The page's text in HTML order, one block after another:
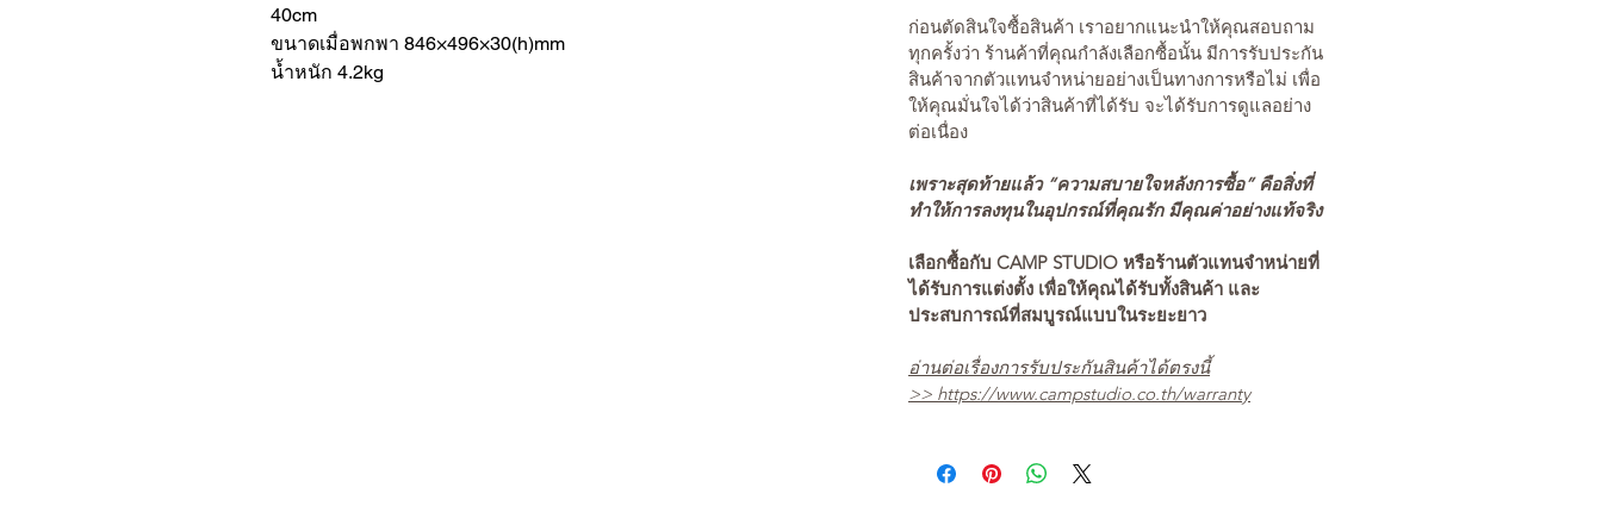
40cm
ขนาดเมื่อพกพา 846×496×30(h)mm
น้ำหนัก 4.2kg
ก่อนตัดสินใจซื้อสินค้า เราอยากแนะนำให้คุณสอบถาม
ทุกครั้งว่า ร้านค้าที่คุณกำลังเลือกซื้อนั้น มีการรับประกัน
สินค้าจากตัวแทนจำหน่ายอย่างเป็นทางการหรือไม่ เพื่อ
ให้คุณมั่นใจได้ว่าสินค้าที่ได้รับ จะได้รับการดูแลอย่าง
ต่อเนื่อง
เพราะสุดท้ายแล้ว “ความสบายใจหลังการซื้อ” คือสิ่งที่
ทำให้การลงทุนในอุปกรณ์ที่คุณรัก มีคุณค่าอย่างแท้จริง
เลือกซื้อกับ CAMP STUDIO หรือร้านตัวแทนจำหน่ายที่
ได้รับการแต่งตั้ง เพื่อให้คุณได้รับทั้งสินค้า และ
ประสบการณ์ที่สมบูรณ์แบบในระยะยาว
อ่านต่อเรื่องการรับประกันสินค้าได้ตรงนี้
>> https://www.campstudio.co.th/warranty